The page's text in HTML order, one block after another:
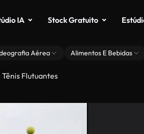
IA Stock Gratuito
Aérea Alimentos E Bebidas
Flutuantes